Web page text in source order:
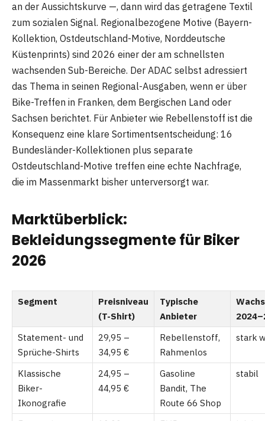
an der Aussichtskurve —, dann wird das getragene Textil
zum sozialen Signal. Regionalbezogene Motive (Bayern-
Kollektion, Ostdeutschland-Motive, Norddeutsche
Küstenprints) sind 2026 einer der am schnellsten
wachsenden Sub-Bereiche. Der ADAC selbst adressiert
das Thema in seinen Regional-Ausgaben, wenn er über
Bike-Treffen in Franken, dem Bergischen Land oder
Sachsen berichtet. Für Anbieter wie Rebellenstoff ist die
Konsequenz eine klare Sortimentsentscheidung: 16
Bundesländer-Kollektionen plus separate
Ostdeutschland-Motive treffen eine echte Nachfrage,
die im Massenmarkt bisher unterversorgt war.
Marktüberblick:
Bekleidungssegmente für Biker
2026
Segment
Preisniveau
(T-Shirt)
Typische
Anbieter
Statement- und
Sprüche-Shirts
29,95 –
34,95 €
Rebellenstoff,
Rahmenlos
stark
Klassische
Biker-
Ikonografie
24,95 –
44,95 €
Gasoline
Bandit, The
Route 66 Shop
stabil